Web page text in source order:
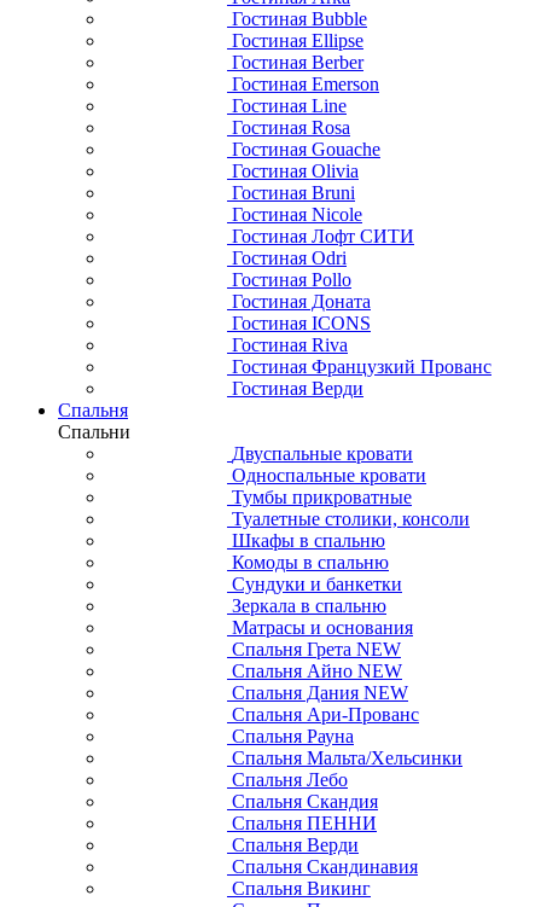
Гостиная Bubble
Гостиная Ellipse
Гостиная Berber
Гостиная Emerson
Гостиная Line
Гостиная Rosa
Гостиная Gouache
Гостиная Olivia
Гостиная Bruni
Гостиная Nicole
Гостиная Лофт СИТИ
Гостиная Odri
Гостиная Pollo
Гостиная Доната
Гостиная ICONS
Гостиная Riva
Гостиная Французкий Прованс
Гостиная Верди
Спальня
Спальни
Двуспальные кровати
Односпальные кровати
Тумбы прикроватные
Туалетные столики, консоли
Шкафы в спальню
Комоды в спальню
Сундуки и банкетки
Зеркала в спальню
Матрасы и основания
Спальня Грета NEW
Спальня Айно NEW
Спальня Дания NEW
Спальня Ари-Прованс
Спальня Рауна
Спальня Мальта/Хельсинки
Спальня Лебо
Спальня Скандия
Спальня ПЕННИ
Спальня Верди
Спальня Скандинавия
Спальня Викинг